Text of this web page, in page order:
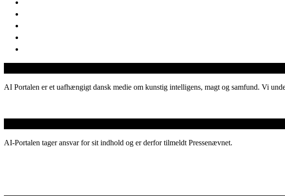
AI Portalen er et uafhængigt dansk medie om kunstig intelligens, magt og samfund. Vi
AI-Portalen tager ansvar for sit indhold og er derfor tilmeldt Pressenævnet.